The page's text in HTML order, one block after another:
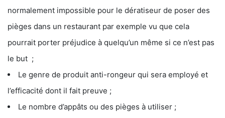
normalement impossible pour le dératiseur de poser des
pièges dans un restaurant par exemple vu que cela
pourrait porter préjudice à quelqu’un même si ce n’est pas
le but ;
Le genre de produit anti-rongeur qui sera employé et
l’efficacité dont il fait preuve ;
Le nombre d’appâts ou des pièges à utiliser ;